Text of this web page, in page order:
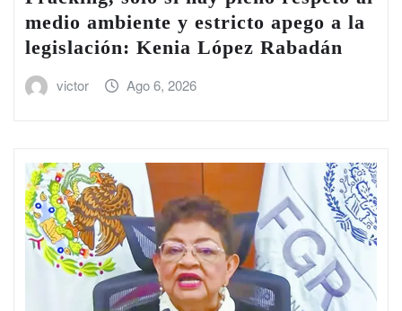
medio ambiente y estricto apego a la
legislación: Kenia López Rabadán
victor Ago 6, 2026